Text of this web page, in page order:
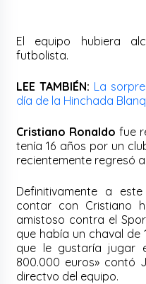
El equipo hubiera
futbolista.
LEE TAMBIÉN: La
día de la Hinchada
Cristiano Ronaldo fue
tenía 16 años por un
recientemente regresó a
Definitivamente a
contar con Cristiano
amistoso contra el
que había un chaval de
que le gustaría jugar
800.000 euros» contó
directvo del equipo.